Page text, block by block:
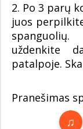
2. Po 3 parų
juos
uždenkite
patalpoje.
Pranešimas